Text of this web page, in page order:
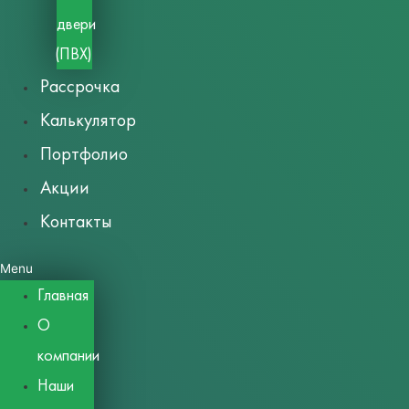
двери
(ПВХ)
Рассрочка
Калькулятор
Портфолио
Акции
Контакты
Menu
Главная
О
компании
Наши